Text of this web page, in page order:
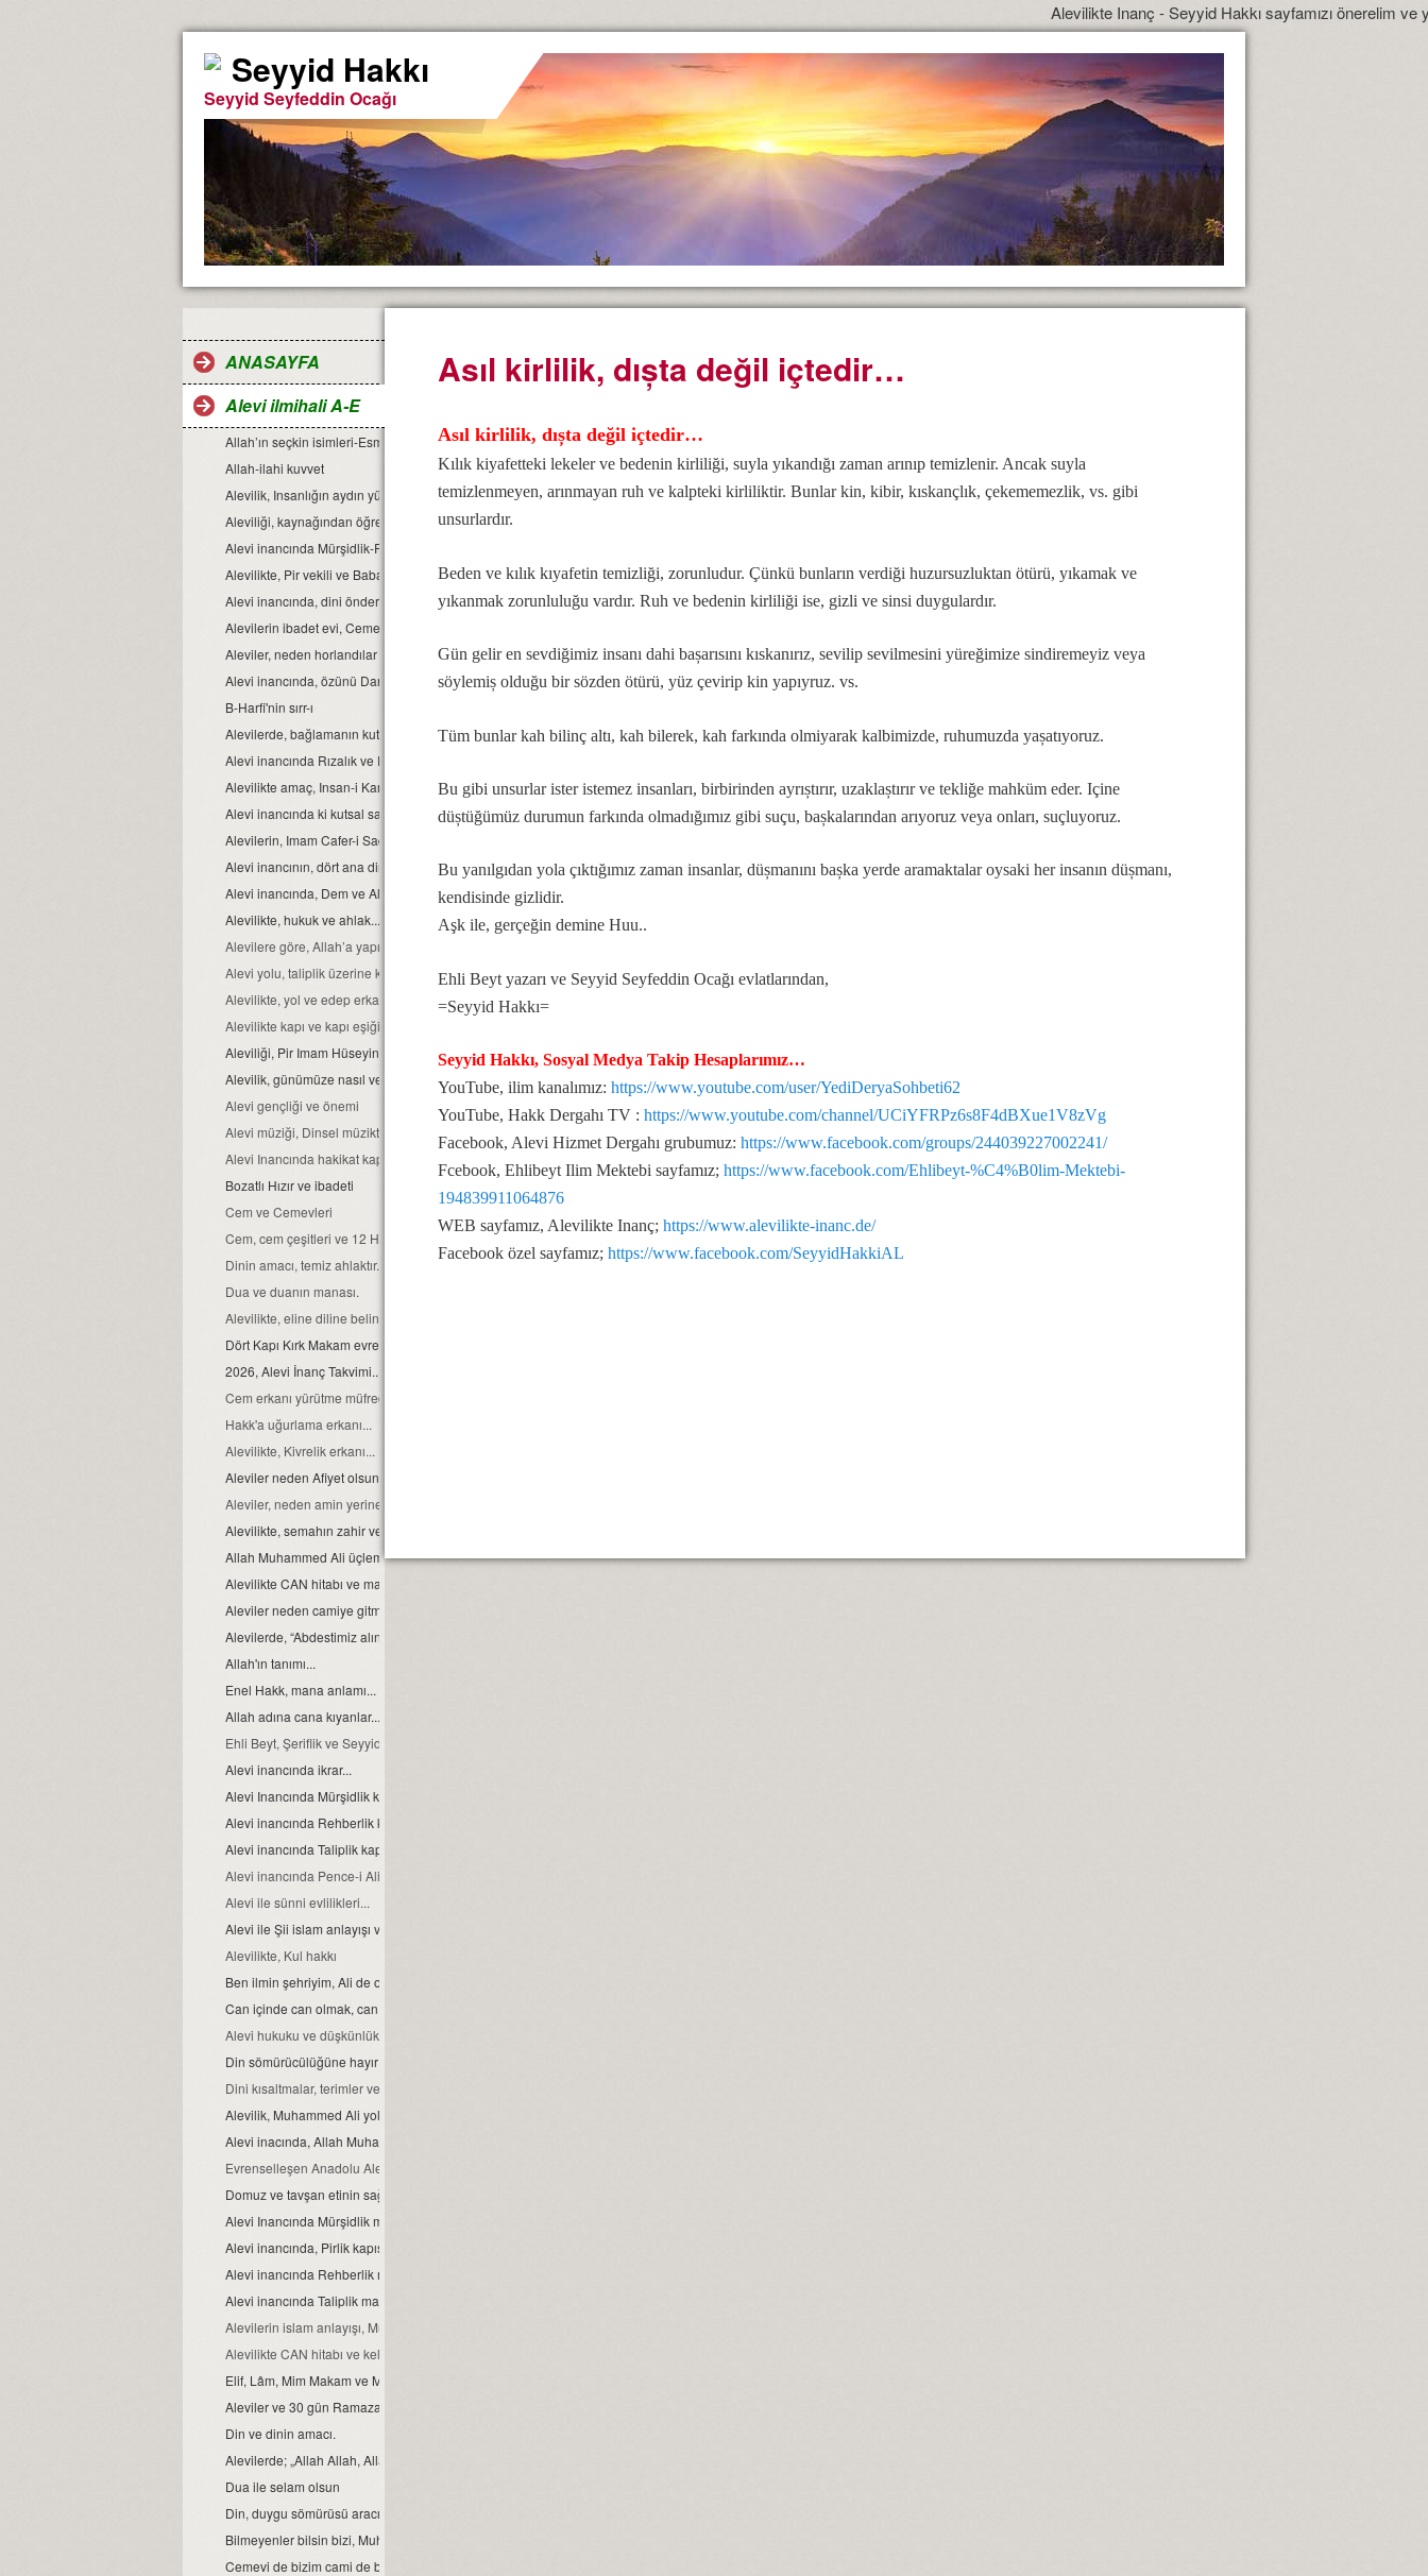
Alevilikte Inanç - Seyyid Hakkı sayfamızı önerelim ve
Seyyid Hakkı
Seyyid Seyfeddin Ocağı
ANASAYFA
Alevi ilmihali A-E
Allah’ın seçkin isimleri-Esma-ül Hüsna
Allah-ilahi kuvvet
Alevilik, Insanlığın aydın yüzüdür
Aleviliği, kaynağından öğrenelim.
Alevi inancında Mürşidlik-Pirlik ikrarı
Alevilikte, Pir vekili ve Babağanlık konumu…
Alevi inancında, dini önder Seyyidlerdir.
Alevilerin ibadet evi, Cemevidir...
Aleviler, neden horlandılar ve horgörüldüler?
Alevi inancında, özünü Dar’a çekmek ve Dar çeşitleri...
B-Harfi'nin sırr-ı
Alevilerde, bağlamanın kutsallığı...
Alevi inancında Rızalık ve Razılık kavramları
Alevilikte amaç, Insan-i Kamil olmaktır...
Alevi inancında ki kutsal sayılar ve manaları...
Alevilerin, Imam Cafer-i Sadık mezhebindeniz deyimi üzerine…
Alevi inancının, dört ana direği.
Alevi inancında, Dem ve Alkol...
Alevilikte, hukuk ve ahlak...
Alevilere göre, Allah’a yapılacak en güzel ibadet
Alevi yolu, taliplik üzerine kurulmuştur...
Alevilikte, yol ve edep erkan nedir?
Alevilikte kapı ve kapı eşiğinin kutsallığı
Aleviliği, Pir Imam Hüseyin gibi yaşamak...
Alevilik, günümüze nasıl ve hangi kaynaklarla gelindi?
Alevi gençliği ve önemi
Alevi müziği, Dinsel müziktir...
Alevi Inancında hakikat kapısı
Bozatlı Hızır ve ibadeti
Cem ve Cemevleri
Cem, cem çeşitleri ve 12 Hizmet erkanı
Dinin amacı, temiz ahlaktır...
Dua ve duanın manası.
Alevilikte, eline diline beline sahip ol ilkeleri.
Dört Kapı Kırk Makam evreleri...
2026, Alevi İnanç Takvimi...
Cem erkanı yürütme müfredatı...
Hakk'a uğurlama erkanı...
Alevilikte, Kivrelik erkanı...
Aleviler neden Afiyet olsun yerine Helalihoş olsun der?
Aleviler, neden amin yerine Allah Allah der?
Alevilikte, semahın zahir ve batıni boyutu…
Allah Muhammed Ali üçlemesi...
Alevilikte CAN hitabı ve manası
Aleviler neden camiye gitmezler?
Alevilerde, “Abdestimiz alınmış namazımız kılınmış” deyimi
Allah'ın tanımı...
Enel Hakk, mana anlamı...
Allah adına cana kıyanlar....
Ehli Beyt, Şeriflik ve Seyyidlik, kavramları hakkında...
Alevi inancında ikrar...
Alevi Inancında Mürşidlik kapısı
Alevi inancında Rehberlik kapısı
Alevi inancında Taliplik kapısı
Alevi inancında Pence-i Ali Aba
Alevi ile sünni evlilikleri...
Alevi ile Şii islam anlayışı ve farklar...
Alevilikte, Kul hakkı
Ben ilmin şehriyim, Ali de o şehrin kapısıdır...
Can içinde can olmak, can ve can gözü manaları…
Alevi hukuku ve düşkünlük
Din sömürücülüğüne hayır
Dini kısaltmalar, terimler ve anlamları
Alevilik, Muhammed Ali yoludur
Alevi inacında, Allah Muhammed ve Şahı Merdan Ali.
Evrenselleşen Anadolu Aleviliği
Domuz ve tavşan etinin sağlığa zararları
Alevi Inancında Mürşidlik makamı
Alevi inancında, Pirlik kapısı.
Alevi inancında Rehberlik makamı
Alevi inancında Taliplik makamı
Alevilerin islam anlayışı, Muhammed Ali islamıdır.
Alevilikte CAN hitabı ve kelime manası
Elif, Lâm, Mim Makam ve Manaları
Aleviler ve 30 gün Ramazan orucu.
Din ve dinin amacı.
Alevilerde; „Allah Allah, Allah eyvallah, Aşk ile, Aşk-ı niyazımla, Hu erenler ve Can“ hitap ve manaları.
Dua ile selam olsun
Din, duygu sömürüsü aracı değil ve olmamalıdır.
Bilmeyenler bilsin bizi, Muhammed Ali diyenlerdeniz biz.
Cemevi de bizim cami de bizim demek, büyük bir yanlışlıktır...
Asıl kirlilik, dıșta değil içtedir…
Asıl kirlilik, dıșta değil içtedir…
Kılık kiyafetteki lekeler ve bedenin kirliliği, suyla yıkandığı zaman arınıp temizlenir. Ancak suyla
temizlenmeyen, arınmayan ruh ve kalpteki kirliliktir. Bunlar kin, kibir, kıskançlık, çekememezlik, vs. gibi
unsurlardır.
Beden ve kılık kıyafetin temizliği, zorunludur. Çünkü bunların verdiği huzursuzluktan ötürü, yıkamak ve
yıkanmak zorunluluğu vardır. Ruh ve bedenin kirliliği ise, gizli ve sinsi duygulardır.
Gün gelir en sevdiğimiz insanı dahi bașarısını kıskanırız, sevilip sevilmesini yüreğimize sindiremeyiz veya
söylemiș olduğu bir sözden ötürü, yüz çevirip kin yapıyruz. vs.
Tüm bunlar kah bilinç altı, kah bilerek, kah farkında olmiyarak kalbimizde, ruhumuzda yașatıyoruz.
Bu gibi unsurlar ister istemez insanları, birbirinden ayrıștırır, uzaklaștırır ve tekliğe mahküm eder. Içine
düștüğümüz durumun farkında olmadığımız gibi suçu, bașkalarından arıyoruz veya onları, suçluyoruz.
Bu yanılgıdan yola çıktığımız zaman insanlar, düșmanını bașka yerde aramaktalar oysaki her insanın düșmanı,
kendisinde gizlidir.
Aşk ile, gerçeğin demine Huu..
Ehli Beyt yazarı ve Seyyid Seyfeddin Ocağı evlatlarından,
=Seyyid Hakkı=
Seyyid Hakkı, Sosyal Medya Takip Hesaplarımız…
YouTube, ilim kanalımız: https://www.youtube.com/user/YediDeryaSohbeti62
YouTube, Hakk Dergahı TV : https://www.youtube.com/channel/UCiYFRPz6s8F4dBXue1V8zVg
Facebook, Alevi Hizmet Dergahı grubumuz: https://www.facebook.com/groups/244039227002241/
Fcebook, Ehlibeyt Ilim Mektebi sayfamız; https://www.facebook.com/Ehlibeyt-%C4%B0lim-Mektebi-
194839911064876
WEB sayfamız, Alevilikte Inanç; https://www.alevilikte-inanc.de/
Facebook özel sayfamız; https://www.facebook.com/SeyyidHakkiAL